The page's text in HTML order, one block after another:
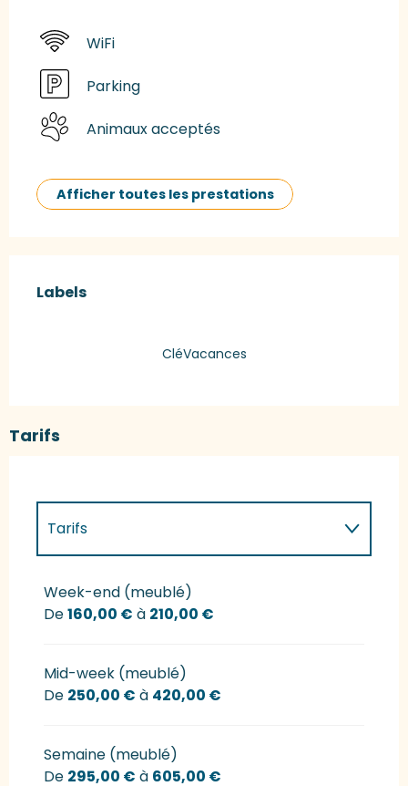
WiFi
Parking
Animaux acceptés
Afficher toutes les prestations
Labels
Labels
CléVacances
Tarifs
Tarifs
Tarifs 2027
Week-end (meublé)
De160,00 € à 210,00 €
Mid-week (meublé)
De 250,00 € à 420,00 €
Semaine (meublé)
De 295,00 € à 605,00 €